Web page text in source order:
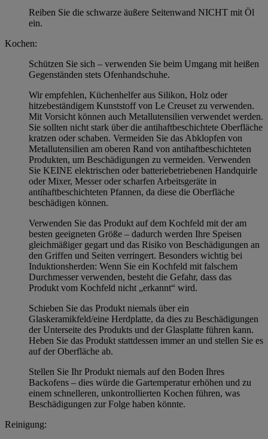
Reiben Sie die schwarze äußere Seitenwand NICHT mit Öl
ein.
Kochen:
Schützen Sie sich – verwenden Sie beim Umgang mit heißen
Gegenständen stets Ofenhandschuhe.
Wir empfehlen, Küchenhelfer aus Silikon, Holz oder
hitzebeständigem Kunststoff von Le Creuset zu verwenden.
Mit Vorsicht können auch Metallutensilien verwendet werden.
Sie sollten nicht stark über die antihaftbeschichtete Oberfläche
kratzen oder schaben. Vermeiden Sie das Abklopfen von
Metallutensilien am oberen Rand von antihaftbeschichteten
Produkten, um Beschädigungen zu vermeiden. Verwenden
Sie KEINE elektrischen oder batteriebetriebenen Handquirle
oder Mixer, Messer oder scharfen Arbeitsgeräte in
antihaftbeschichteten Pfannen, da diese die Oberfläche
beschädigen können.
Verwenden Sie das Produkt auf dem Kochfeld mit der am
besten geeigneten Größe – dadurch werden Ihre Speisen
gleichmäßiger gegart und das Risiko von Beschädigungen an
den Griffen und Seiten verringert. Besonders wichtig bei
Induktionsherden: Wenn Sie ein Kochfeld mit falschem
Durchmesser verwenden, besteht die Gefahr, dass das
Produkt vom Kochfeld nicht „erkannt“ wird.
Schieben Sie das Produkt niemals über ein
Glaskeramikfeld/eine Herdplatte, da dies zu Beschädigungen
der Unterseite des Produkts und der Glasplatte führen kann.
Heben Sie das Produkt stattdessen immer an und stellen Sie es
auf der Oberfläche ab.
Stellen Sie Ihr Produkt niemals auf den Boden Ihres
Backofens – dies würde die Gartemperatur erhöhen und zu
einem schnelleren, unkontrollierten Kochen führen, was
Beschädigungen zur Folge haben könnte.
Reinigung: